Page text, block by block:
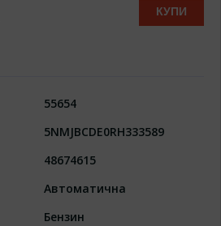
КУПИ
55654
5NMJBCDE0RH333589
48674615
Автоматична
Бензин